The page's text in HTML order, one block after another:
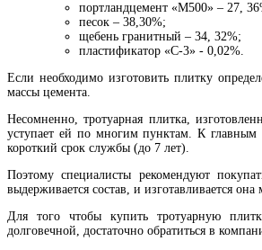
портландцемент «М500» – 27,
песок – 38,30%;
щебень гранитный – 34, 32%;
пластификатор «С-3» - 0,02%.
Если необходимо изготовить плитку
массы цемента.
Несомненно, тротуарная плитка,
уступает ей по многим пунктам. К главным
короткий срок службы (до 7 лет).
Поэтому специалисты рекомендуют
выдерживается состав, и изготавливается
Для того чтобы купить тротуарную
долговечной, достаточно обратиться в